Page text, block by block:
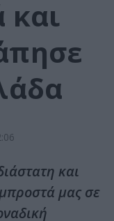
και
και
μας σε